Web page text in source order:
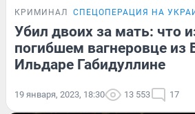
КРИМИНАЛ СПЕЦОПЕРАЦИЯ НА
Убил двоих за мать: что
погибшем вагнеровце из
Ильдаре Габидуллине
19 января, 2023, 18:30 13 553 17